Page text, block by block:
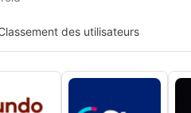
des utilisateurs